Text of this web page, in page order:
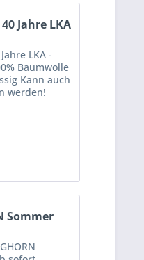
Jahre LKA
LKA -
Baumwolle
Kann auch
werden!
Sommer